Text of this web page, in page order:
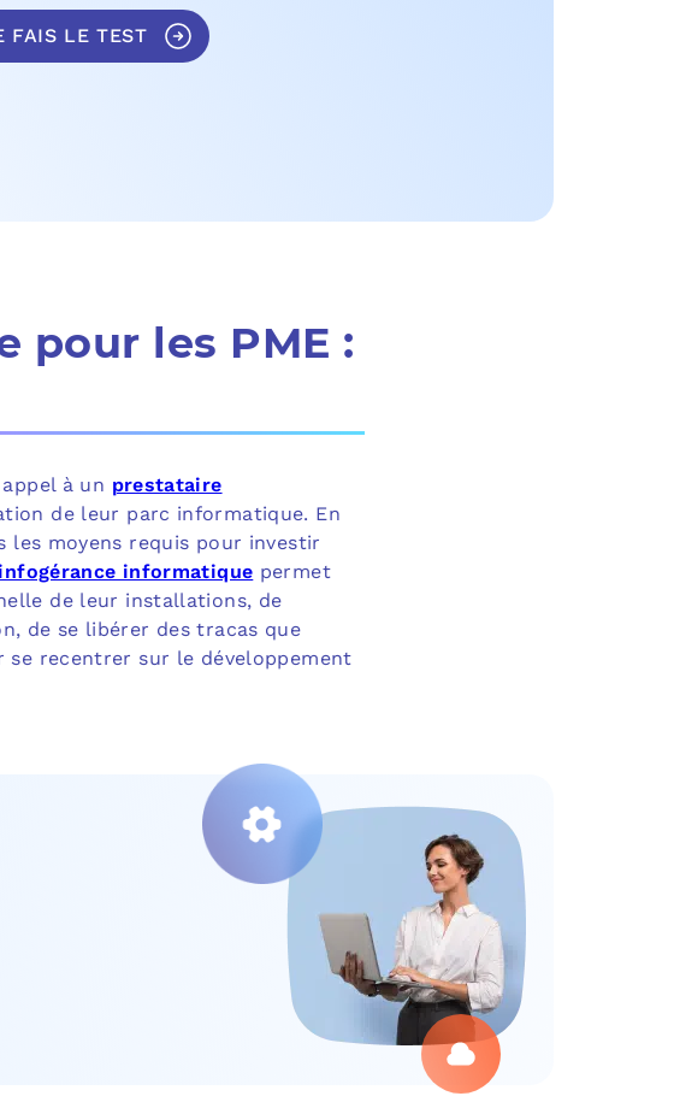
FAIS LE TEST
pour les PME :
à un prestataire
de leur parc informatique. En
les moyens requis pour investir
infogérance informatique permet
de leur installations, de
de se libérer des tracas que
se recentrer sur le développement
PLAN DE REPRISE D’ACTIVITÉ PRA